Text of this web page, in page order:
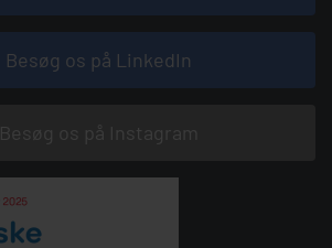
Besøg os på LinkedIn
Besøg os på Instagram